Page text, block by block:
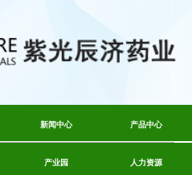
新闻中心 产品中心
产业园 人力资源